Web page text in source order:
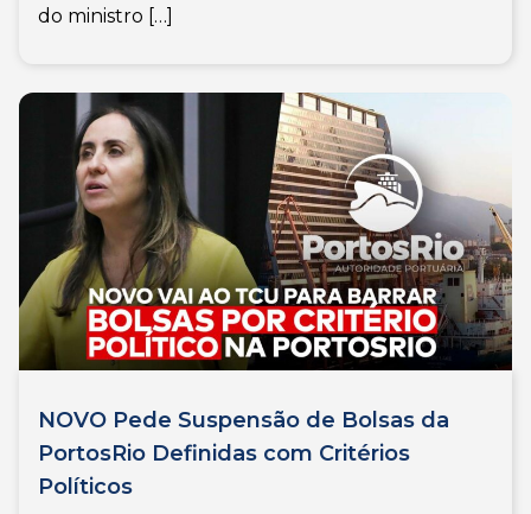
do ministro […]
NOVO Pede Suspensão de Bolsas da
PortosRio Definidas com Critérios
Políticos